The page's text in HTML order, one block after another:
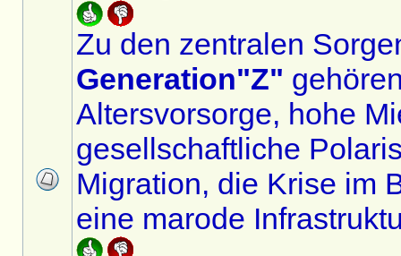
Zu den zentralen
Generation"Z"
Altersvorsorge, hohe
gesellschaftliche
Migration, die Krise im
eine marode